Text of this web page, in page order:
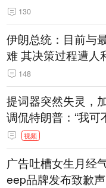
界人士：想“脱钩”并
130
伊朗总统：目前与
难 其决策过程遭人
148
提词器突然失灵，
调侃特朗普：“我可
人，把这当成一场
视频
广告吐槽女生月经
eep品牌发布致歉